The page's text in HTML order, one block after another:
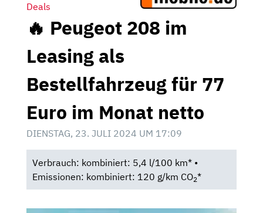
Deals
🔥 Peugeot 208 im
Leasing als
Bestellfahrzeug für 77
Euro im Monat netto
DIENSTAG, 23. JULI 2024 UM 17:09
Verbrauch: kombiniert: 5,4 l/100 km* •
Emissionen: kombiniert: 120 g/km CO2*